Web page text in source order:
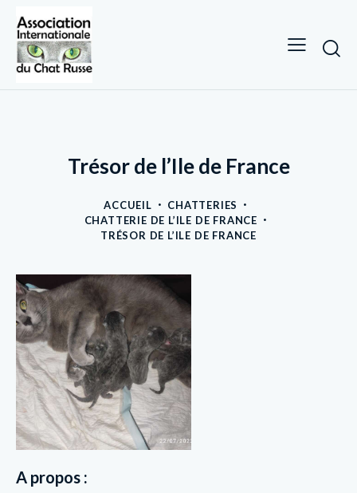
Trésor de l’Ile de France
ACCUEIL
CHATTERIES
CHATTERIE DE L’ILE DE FRANCE
TRÉSOR DE L’ILE DE FRANCE
A propos :